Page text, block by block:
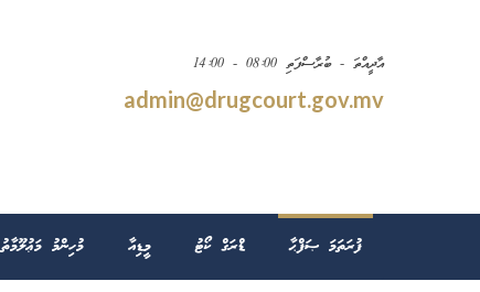
އާދީއްތަ - ބުރާސްފަތި 08:00 - 14:00
admin@drugcourt.gov.mv
ފުރަތަމަ ޞަފްޙާ ޑްރަގް ކޯޓު މީޑިއާ މުހިންމު މަޢުލޫމާތު